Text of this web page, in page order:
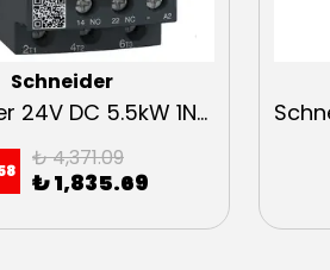
Schneider
Schneider 24V DC 5.5kW 1NA+1NK Kontaktör
₺ 4,371.09
₺ 1,835.69